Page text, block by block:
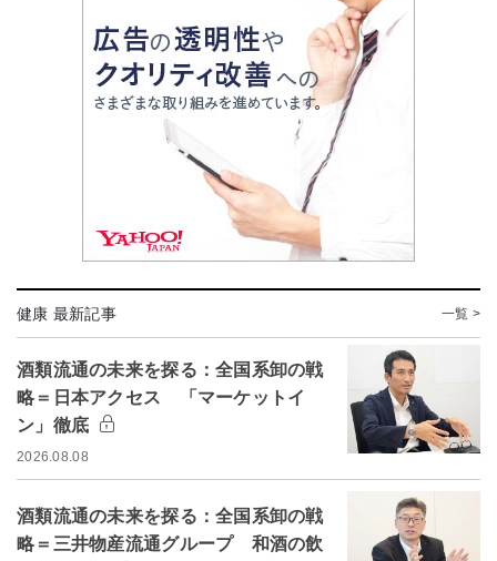
健康 最新記事 一覧 >
酒類流通の未来を探る：全国系卸の戦
略＝日本アクセス 「マーケットイ
ン」徹底
2026.08.08
酒類流通の未来を探る：全国系卸の戦
略＝三井物産流通グループ 和酒の飲